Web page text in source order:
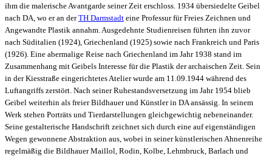
ihm die malerische Avantgarde seiner Zeit erschloss. 1934 übersiedelte Geibel
nach DA, wo er an derTH Darmstadt eine Professur für Freies Zeichnen und
Angewandte Plastik annahm. Ausgedehnte Studienreisen führten ihn zuvor
nach Süditalien (1924), Griechenland (1925) sowie nach Frankreich und Paris
(1926). Eine abermalige Reise nach Griechenland im Jahr 1938 stand im
Zusammenhang mit Geibels Interesse für die Plastik der archaischen Zeit. Sein
in der Kiesstraße eingerichtetes Atelier wurde am 11.09.1944 während des
Luftangriffs zerstört. Nach seiner Ruhestandsversetzung im Jahr 1954 blieb
Geibel weiterhin als freier Bildhauer und Künstler in DA ansässig. In seinem
Werk stehen Porträts und Tierdarstellungen gleichgewichtig nebeneinander.
Seine gestalterische Handschrift zeichnet sich durch eine auf eigenständigen
Wegen gewonnene Abstraktion aus, wobei in seiner künstlerischen Ahnenreihe
regelmäßig die Bildhauer Maillol, Rodin, Kolbe, Lehmbruck, Barlach und